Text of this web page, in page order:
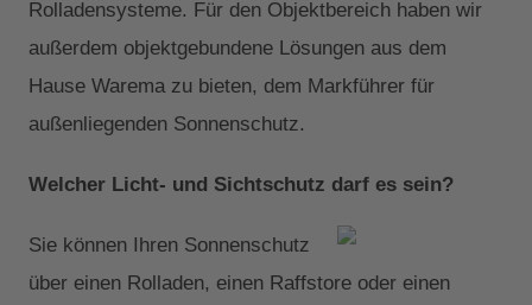
Rolladensysteme. Für den Objektbereich haben wir
außerdem objektgebundene Lösungen aus dem
Hause Warema zu bieten, dem Markführer für
außenliegenden Sonnenschutz.
Welcher Licht- und Sichtschutz darf es sein?
Sie können Ihren Sonnenschutz
über einen Rolladen, einen Raffstore oder einen